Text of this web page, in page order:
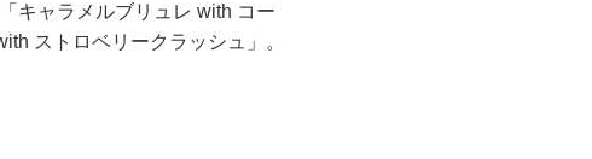
キャラメルブリュレ with コー
ストロベリークラッシュ」。